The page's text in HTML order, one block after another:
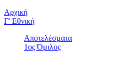
Αρχική
Γ' Εθνική
Αποτελέσματα
1ος Όμιλος